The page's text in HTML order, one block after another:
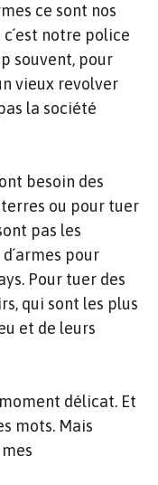
ce sont nos
notre police
souvent, pour
vieux revolver
la société
besoin des
ou pour tuer
pas les
pour
Pour tuer des
qui sont les plus
et de leurs
délicat. Et
mots. Mais